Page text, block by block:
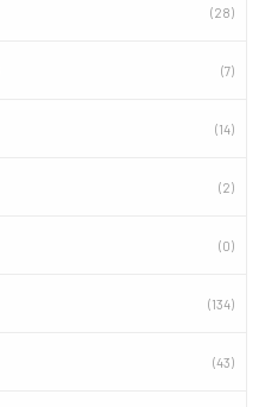
(28)
(7)
(14)
(2)
(0)
(134)
(43)